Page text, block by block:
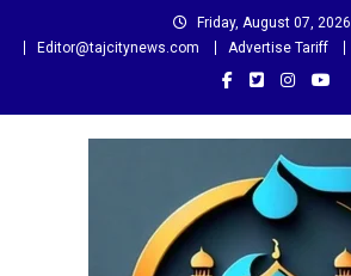
Friday, August 07, 2026
Editor@tajcitynews.com
Advertise Tariff